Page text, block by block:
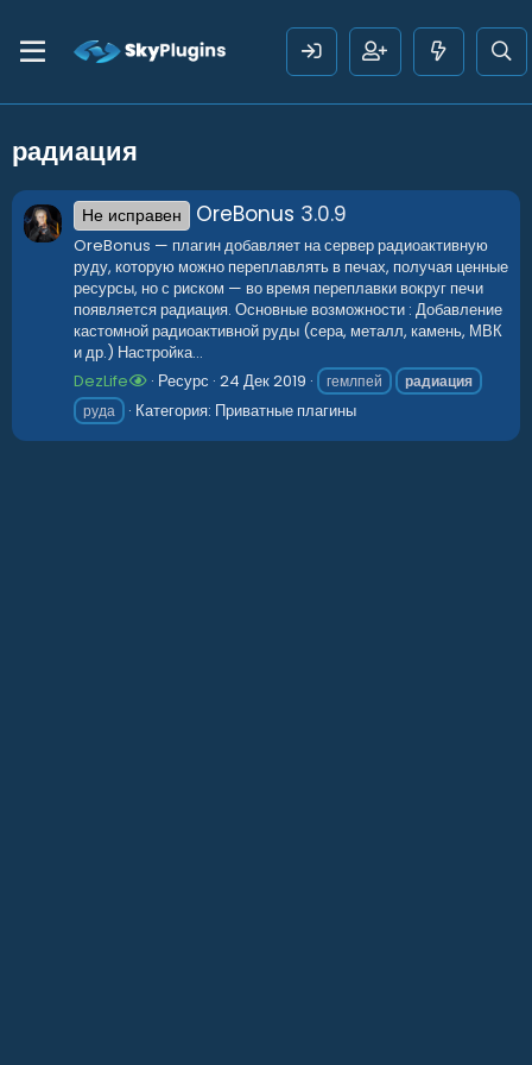
радиация
Не исправен OreBonus 3.0.9
OreBonus — плагин добавляет на сервер радиоактивную
руду, которую можно переплавлять в печах, получая ценные
ресурсы, но с риском — во время переплавки вокруг печи
появляется радиация. Основные возможности : Добавление
кастомной радиоактивной руды (сера, металл, камень, МВК
и др.) Настройка...
DezLife
Ресурс 24 Дек 2019 гемлпей
радиация
руда
Категория: Приватные плагины